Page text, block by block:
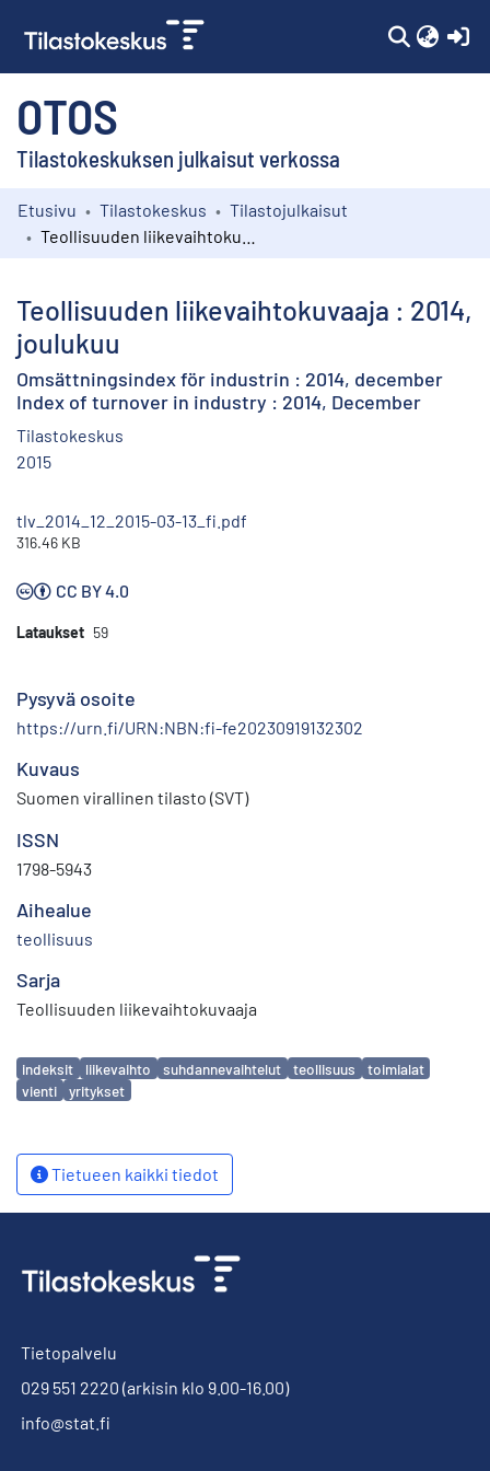
OTOS
Tilastokeskuksen julkaisut verkossa
Kokoelmat
Etusivu Tilastokeskus
Tilastojulkaisut
Teollisuuden liikevaihtokuvaaja : 2014,
joulukuu
Omsättningsindex för industrin : 2014, december
Index of turnover in industry : 2014, December
Tilastokeskus
2015
tlv_2014_12_2015-03-13_fi.pdf
316.46 KB
CC BY 4.0
Lataukset 59
Pysyvä osoite
https://urn.fi/URN:NBN:fi-fe20230919132302
Kuvaus
Suomen virallinen tilasto (SVT)
ISSN
1798-5943
Aihealue
teollisuus
Sarja
Teollisuuden liikevaihtokuvaaja
Avainsanat
indeksit liikevaihto suhdannevaihtelut teollisuus
toimialat
vienti
yritykset
Tietueen kaikki tiedot
Tietopalvelu
029 551 2220 (arkisin klo 9.00-16.00)
info@stat.fi